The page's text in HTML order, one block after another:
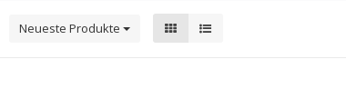
Neueste Produkte